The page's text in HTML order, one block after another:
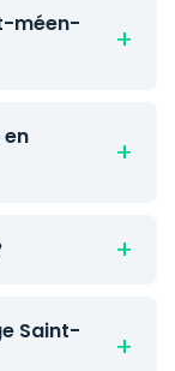
méen-
Saint-